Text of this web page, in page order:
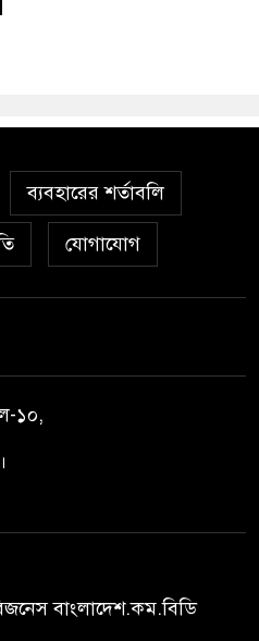
ব্যবহারের শর্তাবলি
যোগাযোগ
১০,
বাংলাদেশ.কম.বিডি